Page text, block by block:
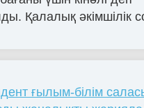
Қалалық әкімшілік
ғылым-білім